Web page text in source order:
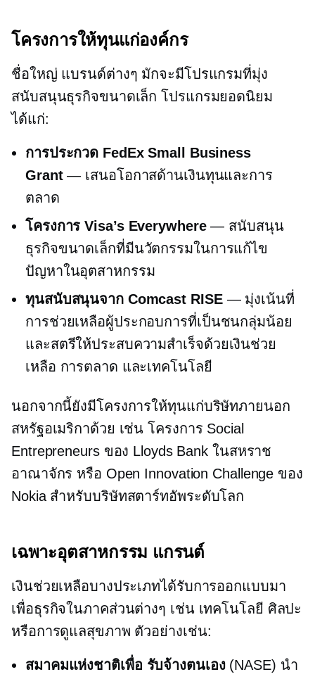
โครงการให้ทุนแก่องค์กร
ชื่อใหญ่ แบรนด์ต่างๆ มักจะมีโปรแกรมที่มุ่ง
สนับสนุนธุรกิจขนาดเล็ก โปรแกรมยอดนิยม
ได้แก่:
การประกวด FedEx Small Business
Grant— เสนอโอกาสด้านเงินทุนและการ
ตลาด
โครงการ Visa’s Everywhere— สนับสนุน
ธุรกิจขนาดเล็กที่มีนวัตกรรมในการแก้ไข
ปัญหาในอุตสาหกรรม
ทุนสนับสนุนจาก Comcast RISE— มุ่งเน้นที่
การช่วยเหลือผู้ประกอบการที่เป็นชนกลุ่มน้อย
และสตรีให้ประสบความสำเร็จด้วยเงินช่วย
เหลือ การตลาด และเทคโนโลยี
นอกจากนี้ยังมีโครงการให้ทุนแก่บริษัทภายนอก
สหรัฐอเมริกาด้วย เช่น โครงการ Social
Entrepreneurs ของ Lloyds Bank ในสหราช
อาณาจักร หรือ Open Innovation Challenge ของ
Nokia สำหรับบริษัทสตาร์ทอัพระดับโลก
เฉพาะอุตสาหกรรม แกรนต์
เงินช่วยเหลือบางประเภทได้รับการออกแบบมา
เพื่อธุรกิจในภาคส่วนต่างๆ เช่น เทคโนโลยี ศิลปะ
หรือการดูแลสุขภาพ ตัวอย่างเช่น:
สมาคมแห่งชาติเพื่อ รับจ้างตนเอง(NASE) นำ